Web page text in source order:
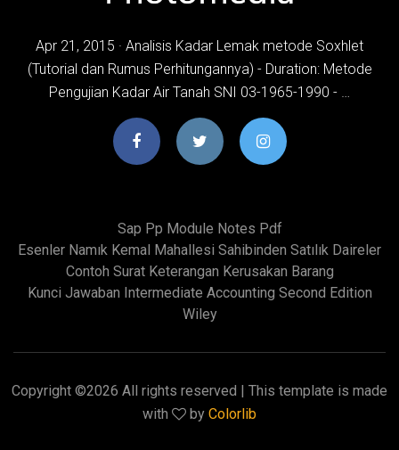
Apr 21, 2015 · Analisis Kadar Lemak metode Soxhlet
(Tutorial dan Rumus Perhitungannya) - Duration: Metode
Pengujian Kadar Air Tanah SNI 03-1965-1990 - …
Sap Pp Module Notes Pdf
Esenler Namık Kemal Mahallesi Sahibinden Satılık Daireler
Contoh Surat Keterangan Kerusakan Barang
Kunci Jawaban Intermediate Accounting Second Edition
Wiley
Copyright ©2026 All rights reserved | This template is made
with
by Colorlib